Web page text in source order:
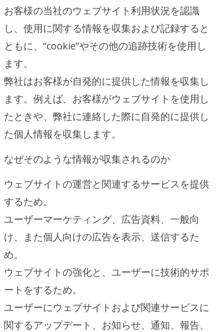
お客様の当社のウェブサイト利用状況を認識
し、使用に関する情報を収集および記録すると
ともに、“cookie”やその他の追跡技術を使用し
ます。
弊社はお客様が自発的に提供した情報を収集し
ます。例えば、お客様がウェブサイトを使用し
たときや、弊社に連絡した際に自発的に提供し
た個人情報を収集します。
なぜそのような情報が収集されるのか
ウェブサイトの運営と関連するサービスを提供
するため。
ユーザーマーケティング、広告資料、一般向
け、また個人向けの広告を表示、送信するた
め。
ウェブサイトの強化と、ユーザーに技術的サポ
ートをするため。
ユーザーにウェブサイトおよび関連サービスに
関するアップデート、お知らせ、通知、報告、